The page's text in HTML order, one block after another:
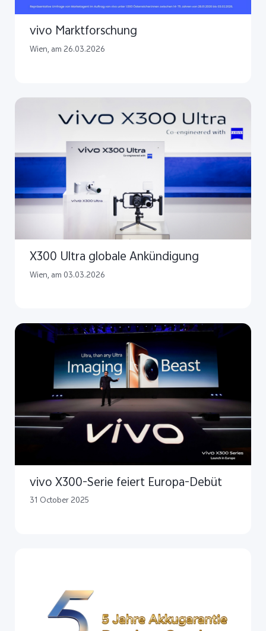
vivo Marktforschung
Wien, am 26.03.2026
X300 Ultra globale Ankündigung
Wien, am 03.03.2026
vivo X300-Serie feiert Europa-Debüt
31 October 2025